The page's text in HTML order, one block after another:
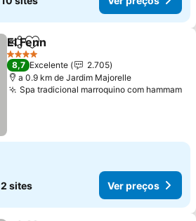
PartilharAdicionar aos favoritos
El Fenn
4 Estrelas
8,7 Excelente
2.705
a 0.9 km de Jardim Majorelle
Spa tradicional marroquino com hammam
2 sites Ver preços